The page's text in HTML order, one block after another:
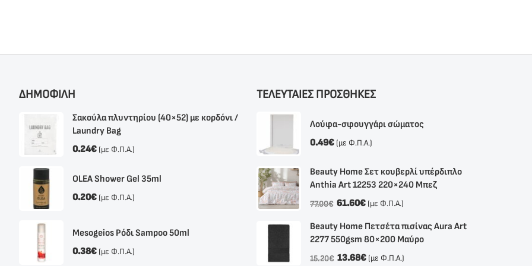
ΔΗΜΟΦΙΛΗ
Σακούλα πλυντηρίου (40×52) με κορδόνι /
Laundry Bag
0.24€ (με Φ.Π.Α.)
OLEA Shower Gel 35ml
0.20€ (με Φ.Π.Α.)
Mesogeios Ρόδι Sampoo 50ml
0.38€ (με Φ.Π.Α.)
ΤΕΛΕΥΤΑΙΕΣ ΠΡΟΣΘΗΚΕΣ
Λούφα-σφουγγάρι σώματος
0.49€ (με Φ.Π.Α.)
Beauty Home Σετ κουβερλί υπέρδιπλο
Anthia Αrt 12253 220×240 Μπεζ
77.00€ 61.60€ (με Φ.Π.Α.)
Beauty Home Πετσέτα πισίνας Aura Art
2277 550gsm 80×200 Μαύρο
15.20€ 13.68€ (με Φ.Π.Α.)